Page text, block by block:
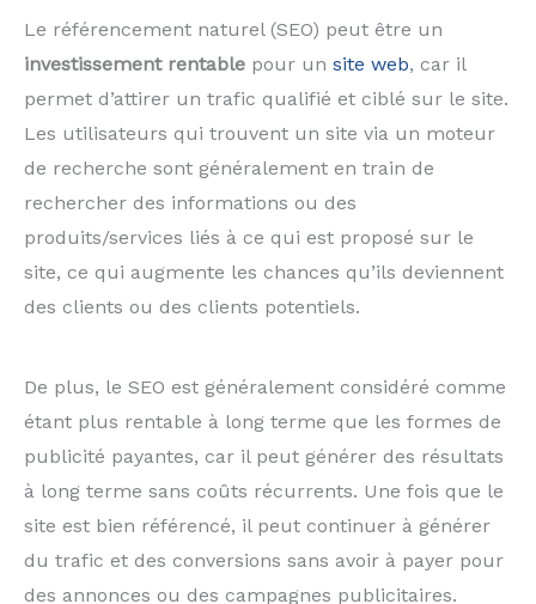
Le référencement naturel (SEO) peut être un
investissement rentable pour un site web, car il
permet d’attirer un trafic qualifié et ciblé sur le site.
Les utilisateurs qui trouvent un site via un moteur
de recherche sont généralement en train de
rechercher des informations ou des
produits/services liés à ce qui est proposé sur le
site, ce qui augmente les chances qu’ils deviennent
des clients ou des clients potentiels.
De plus, le SEO est généralement considéré comme
étant plus rentable à long terme que les formes de
publicité payantes, car il peut générer des résultats
à long terme sans coûts récurrents. Une fois que le
site est bien référencé, il peut continuer à générer
du trafic et des conversions sans avoir à payer pour
des annonces ou des campagnes publicitaires.